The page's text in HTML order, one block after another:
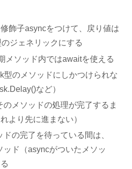
飾子asyncをつけて、戻り値は
ジェネリックにする
メソッド内ではawaitを使える
型のメソッドにしかつけられな
など）
メソッドの処理が完了するま
より先に進まない）
の完了を待っている間は、
ド（asyncがついたメソッ